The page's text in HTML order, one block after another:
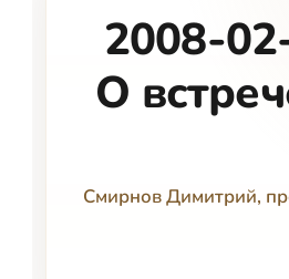
2008-
О
Смирнов Димитрий,